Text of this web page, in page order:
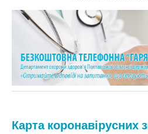
Карта коронавірусних